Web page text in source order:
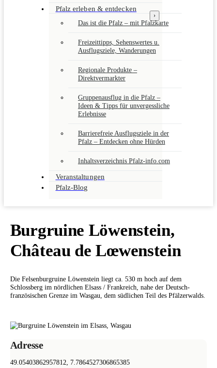
Pfalz erleben & entdecken
›
Das ist die Pfalz – mit Pfalzkarte
Freizeittipps, Sehenswertes u.
Ausflugsziele, Wanderungen
Regionale Produkte –
Direktvermarkter
Gruppenausflug in die Pfalz –
Ideen & Tipps für unvergessliche
Erlebnisse
Barrierefreie Ausflugsziele in der
Pfalz – Entdecken ohne Hürden
Inhaltsverzeichnis Pfalz-info.com
Veranstaltungen
Pfalz-Blog
Burgruine Löwenstein,
Château de Lœwenstein
Die Felsenburgruine Löwenstein liegt ca. 530 m hoch auf dem
Schlossberg im nördlichen Elsass / Frankreich, nahe der Deutsch-
französischen Grenze im Wasgau, dem südlichen Teil des Pfälzerwalds.
Adresse
49.05403862957812, 7.7864527306865385